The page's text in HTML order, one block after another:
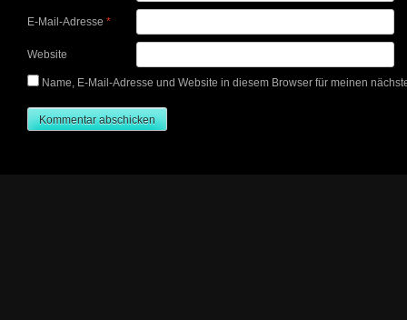
E-Mail-Adresse *
Website
Name, E-Mail-Adresse und Website in diesem Browser für meinen